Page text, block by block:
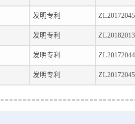
发明专利
发明专利
发明专利
发明专利